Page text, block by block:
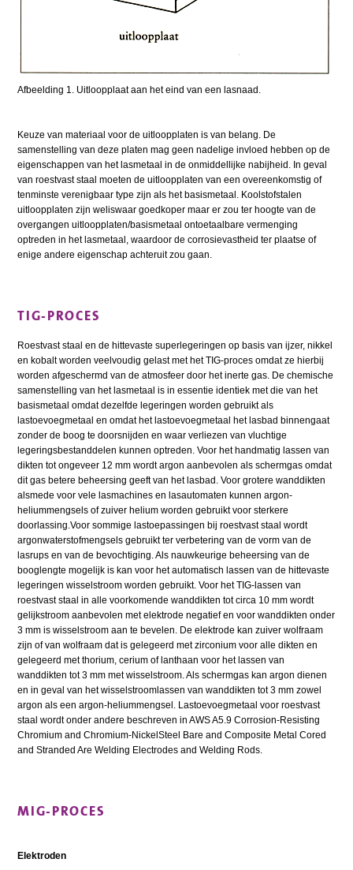
Afbeelding 1. Uitloopplaat aan het eind van een lasnaad.
Keuze van materiaal voor de uitloopplaten is van belang. De
samenstelling van deze platen mag geen nadelige invloed hebben op de
eigenschappen van het lasmetaal in de onmiddellijke nabijheid. In geval
van roestvast staal moeten de uitloopplaten van een overeenkomstig of
tenminste verenigbaar type zijn als het basismetaal. Koolstofstalen
uitloopplaten zijn weliswaar goedkoper maar er zou ter hoogte van de
overgangen uitloopplaten/basismetaal ontoetaalbare vermenging
optreden in het lasmetaal, waardoor de corrosievastheid ter plaatse of
enige andere eigenschap achteruit zou gaan.
TIG-PROCES
Roestvast staal en de hittevaste superlegeringen op basis van ijzer, nikkel
en kobalt worden veelvoudig gelast met het TIG-proces omdat ze hierbij
worden afgeschermd van de atmosfeer door het inerte gas. De chemische
samenstelling van het lasmetaal is in essentie identiek met die van het
basismetaal omdat dezelfde legeringen worden gebruikt als
lastoevoegmetaal en omdat het lastoevoegmetaal het lasbad binnengaat
zonder de boog te doorsnijden en waar verliezen van vluchtige
legeringsbestanddelen kunnen optreden. Voor het handmatig lassen van
dikten tot ongeveer 12 mm wordt argon aanbevolen als schermgas omdat
dit gas betere beheersing geeft van het lasbad. Voor grotere wanddikten
alsmede voor vele lasmachines en lasautomaten kunnen argon-
heliummengsels of zuiver helium worden gebruikt voor sterkere
doorlassing.Voor sommige lastoepassingen bij roestvast staal wordt
argonwaterstofmengsels gebruikt ter verbetering van de vorm van de
lasrups en van de bevochtiging. Als nauwkeurige beheersing van de
booglengte mogelijk is kan voor het automatisch lassen van de hittevaste
legeringen wisselstroom worden gebruikt. Voor het TIG-lassen van
roestvast staal in alle voorkomende wanddikten tot circa 10 mm wordt
gelijkstroom aanbevolen met elektrode negatief en voor wanddikten onder
3 mm is wisselstroom aan te bevelen. De elektrode kan zuiver wolfraam
zijn of van wolfraam dat is gelegeerd met zirconium voor alle dikten en
gelegeerd met thorium, cerium of lanthaan voor het lassen van
wanddikten tot 3 mm met wisselstroom. Als schermgas kan argon dienen
en in geval van het wisselstroomlassen van wanddikten tot 3 mm zowel
argon als een argon-heliummengsel. Lastoevoegmetaal voor roestvast
staal wordt onder andere beschreven in AWS A5.9 Corrosion-Resisting
Chromium and Chromium-NickelSteel Bare and Composite Metal Cored
and Stranded Are Welding Electrodes and Welding Rods.
MIG-PROCES
Elektroden